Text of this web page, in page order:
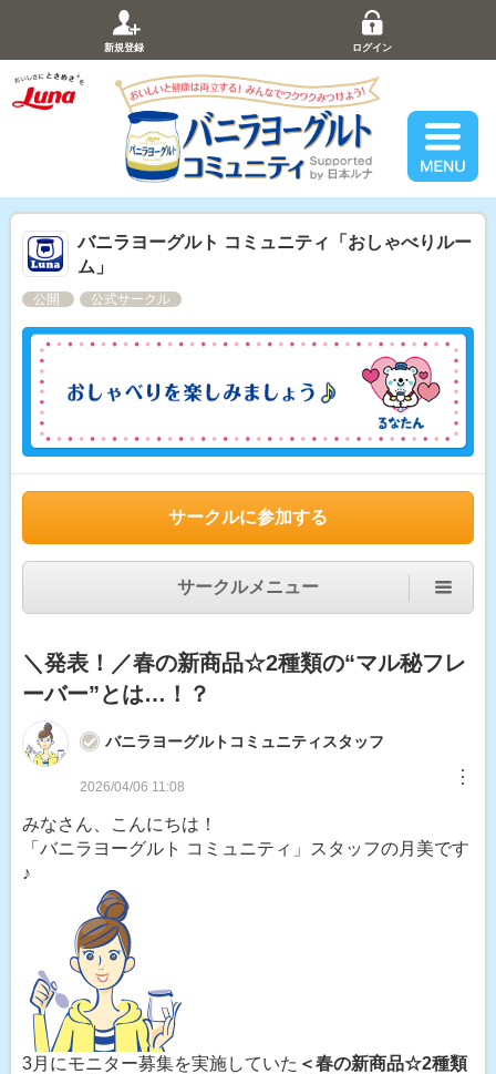
新規登録 ログイン
バニラヨーグルト コミュニティ「おしゃべりルー
ム」
公開 公式サークル
サークルに参加する
サークルメニュー
＼発表！／春の新商品☆2種類の“マル秘フレ
ーバー”とは…！？
バニラヨーグルトコミュニティスタッフ
2026/04/06 11:08 ︙
みなさん、こんにちは！
「バニラヨーグルト コミュニティ」スタッフの月美です
♪
3月にモニター募集を実施していた ＜春の新商品☆2種類